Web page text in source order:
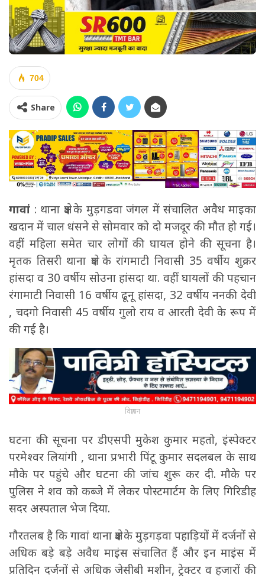
704
Share
गावां : थाना क्षेत्र के मुड़गडवा जंगल में संचालित अवैध माइका
खदान में चाल धंसने से सोमवार को दो मजदूर की मौत हो गई।
वहीं महिला समेत चार लोगों की घायल होने की सूचना है।
मृतक तिसरी थाना क्षेत्र के रांगमाटी निवासी 35 वर्षीय शुक्रर
हांसदा व 30 वर्षीय सोउना हांसदा था. वहीं घायलों की पहचान
रंगामाटी निवासी 16 वर्षीय ढूनू हांसदा, 32 वर्षीय ननकी देवी
, चदगो निवासी 45 वर्षीय गुलो राय व आरती देवी के रूप में
की गई है।
विज्ञापन
घटना की सूचना पर डीएसपी मुकेश कुमार महतो, इंस्पेक्टर
परमेश्वर लियांगी , थाना प्रभारी पिंटू कुमार सदलबल के साथ
मौके पर पहुंचे और घटना की जांच शुरू कर दी. मौके पर
पुलिस ने शव को कब्जे में लेकर पोस्टमार्टम के लिए गिरिडीह
सदर अस्पताल भेज दिया.
गौरतलब है कि गावां थाना क्षेत्र के मुड़गड़वा पहाड़ियों में दर्जनों से
अधिक बड़े बड़े अवैध माइंस संचालित हैं और इन माइंस में
प्रतिदिन दर्जनों से अधिक जेसीबी मशीन, ट्रेक्टर व हजारों की